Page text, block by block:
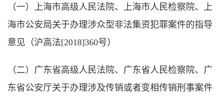
（一）上海市高级人民法院、上海市人民检察院、上
海市公安局关于办理涉众型非法集资犯罪案件的指导
意见（沪高法[2018]360号）
（二）广东省高级人民法院、广东省人民检察院、广
东省公安厅关于办理涉及传销或者变相传销刑事案件